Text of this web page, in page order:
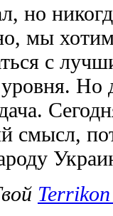
но
мы
с
Но
смысл,